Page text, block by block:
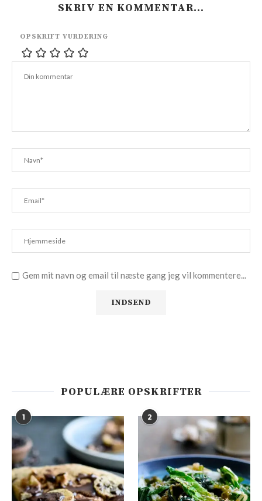
SKRIV EN KOMMENTAR…
OPSKRIFT VURDERING
Gem mit navn og email til næste gang jeg vil kommentere...
POPULÆRE OPSKRIFTER
1 2